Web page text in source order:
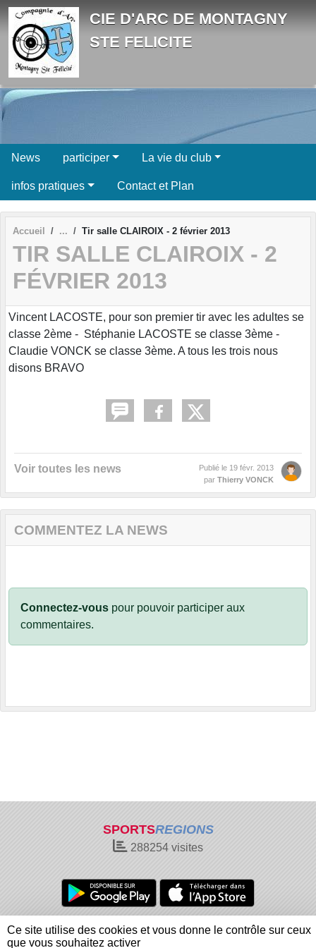
CIE D'ARC DE MONTAGNY
STE FELICITE
News participer La vie du club
infos pratiques Contact et Plan
Accueil Tir salle CLAIROIX - 2 février 2013
TIR SALLE CLAIROIX - 2
FÉVRIER 2013
Vincent LACOSTE, pour son premier tir avec les adultes se
classe 2ème - Stéphanie LACOSTE se classe 3ème -
Claudie VONCK se classe 3ème. A tous les trois nous
disons BRAVO
Voir toutes les news Publié le 19 févr. 2013
par Thierry VONCK
COMMENTEZ LA NEWS
Connectez-vous pour pouvoir participer aux
commentaires.
SPORTSREGIONS
288254 visites
Charte cookies
Gestion des cookies
Informations légales
Signaler un contenu inapproprié
Panneau de gestion des cookies
Ce site utilise des cookies et vous donne le contrôle sur ceux
que vous souhaitez activer